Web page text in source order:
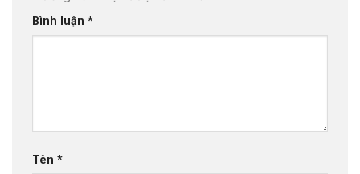
Bình luận *
Tên *